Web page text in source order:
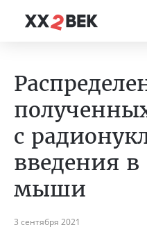
с
введения в
мыши
3 сентября 2021